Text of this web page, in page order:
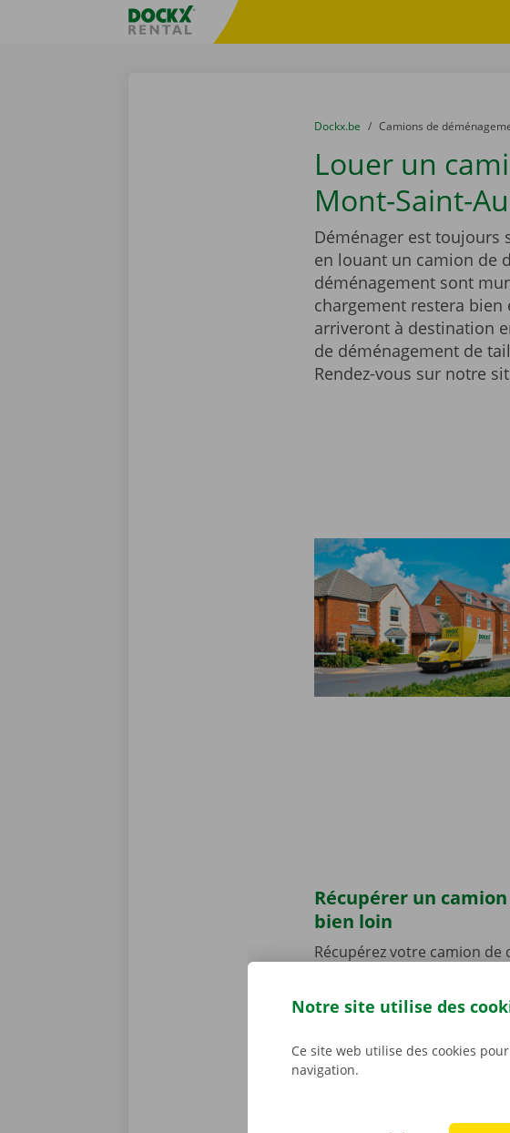
sitename
You are here:
du
Dockx.be to
Camions de
Louer un
Mont-Saint-
Déménager est toujours
en louant un camion de
déménagement sont
chargement restera
arriveront à destination
de déménagement de
Rendez-vous sur notre
Récupérer un
bien loin
Récupérez votre camion de
Point près de Mont-Saint-
camion ! Notre point
pour vous permettre de
période de location de
Notre site utilise des
Ce site web utilise des cookies
navigation.